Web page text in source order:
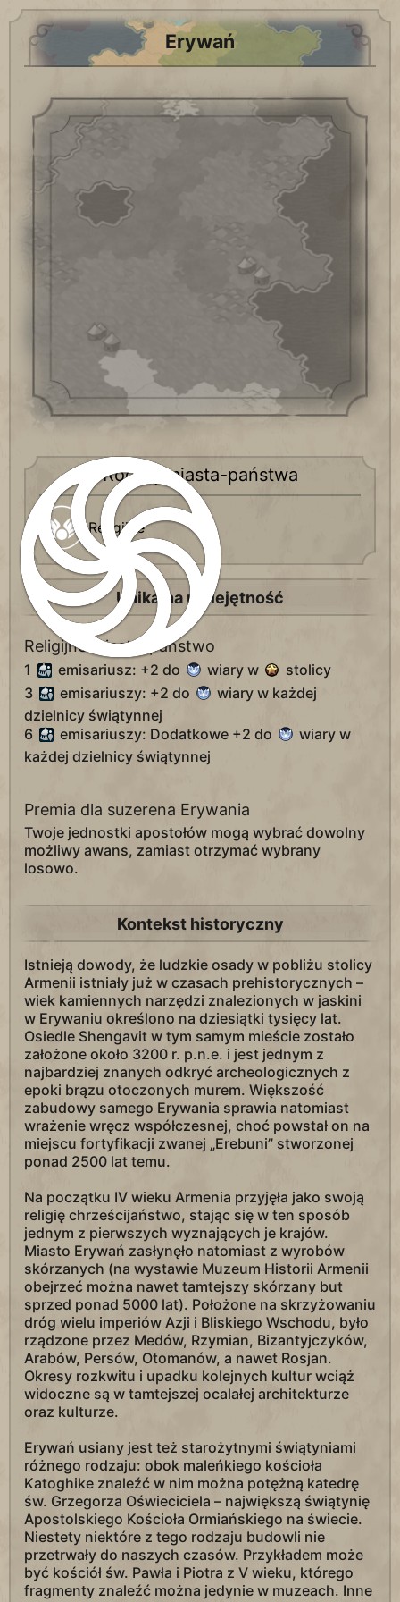
Erywań
Rodzaj miasta-państwa
Religijne
Unikalna umiejętność
Religijne miasto-państwo
1 emisariusz: +2 do wiary w
stolicy
3
emisariuszy: +2 do
wiary w każdej
dzielnicy świątynnej
6
emisariuszy: Dodatkowe +2 do
wiary w
każdej dzielnicy świątynnej
Premia dla suzerena Erywania
Twoje jednostki apostołów mogą wybrać dowolny
możliwy awans, zamiast otrzymać wybrany
losowo.
Kontekst historyczny
Istnieją dowody, że ludzkie osady w pobliżu stolicy
Armenii istniały już w czasach prehistorycznych –
wiek kamiennych narzędzi znalezionych w jaskini
w Erywaniu określono na dziesiątki tysięcy lat.
Osiedle Shengavit w tym samym mieście zostało
założone około 3200 r. p.n.e. i jest jednym z
najbardziej znanych odkryć archeologicznych z
epoki brązu otoczonych murem. Większość
zabudowy samego Erywania sprawia natomiast
wrażenie wręcz współczesnej, choć powstał on na
miejscu fortyfikacji zwanej „Erebuni” stworzonej
ponad 2500 lat temu.
Na początku IV wieku Armenia przyjęła jako swoją
religię chrześcijaństwo, stając się w ten sposób
jednym z pierwszych wyznających je krajów.
Miasto Erywań zasłynęło natomiast z wyrobów
skórzanych (na wystawie Muzeum Historii Armenii
obejrzeć można nawet tamtejszy skórzany but
sprzed ponad 5000 lat). Położone na skrzyżowaniu
dróg wielu imperiów Azji i Bliskiego Wschodu, było
rządzone przez Medów, Rzymian, Bizantyjczyków,
Arabów, Persów, Otomanów, a nawet Rosjan.
Okresy rozkwitu i upadku kolejnych kultur wciąż
widoczne są w tamtejszej ocalałej architekturze
oraz kulturze.
Erywań usiany jest też starożytnymi świątyniami
różnego rodzaju: obok maleńkiego kościoła
Katoghike znaleźć w nim można potężną katedrę
św. Grzegorza Oświeciciela – największą świątynię
Apostolskiego Kościoła Ormiańskiego na świecie.
Niestety niektóre z tego rodzaju budowli nie
przetrwały do naszych czasów. Przykładem może
być kościół św. Pawła i Piotra z V wieku, którego
fragmenty znaleźć można jedynie w muzeach. Inne